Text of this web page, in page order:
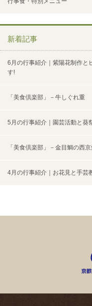
新着記事
6月の行事紹介｜紫陽花制作と
す!
「美食倶楽部」－牛しぐれ重
5月の行事紹介｜園芸活動と葵
「美食倶楽部」－金目鯛の西
4月の行事紹介｜お花見と手芸